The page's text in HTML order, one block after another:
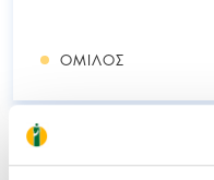
ΌΜΙΛΟΣ